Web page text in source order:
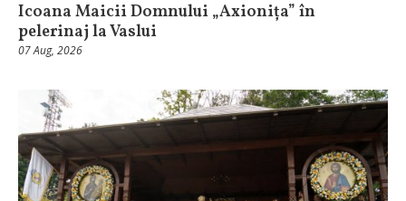
Icoana Maicii Domnului „Axionița” în
pelerinaj la Vaslui
07 Aug, 2026